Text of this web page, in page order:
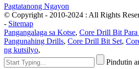
Pagtatanong Ngayon
© Copyright - 2010-2024 : All Rights
- Sitemap
Pangangalaga sa Kotse, Core Drill Bit Para
Pangunahing Drills, Core Drill Bit Set,
ng kutsilyo,
Pindutin